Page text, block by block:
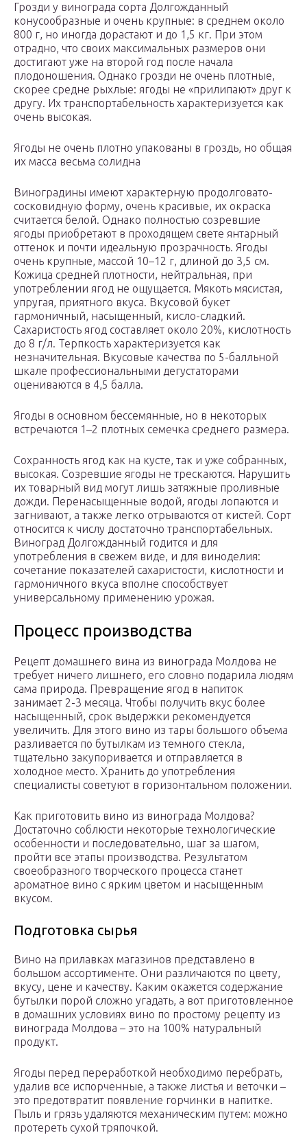
Грозди у винограда сорта Долгожданный
конусообразные и очень крупные: в среднем около
800 г, но иногда дорастают и до 1,5 кг. При этом
отрадно, что своих максимальных размеров они
достигают уже на второй год после начала
плодоношения. Однако грозди не очень плотные,
скорее средне рыхлые: ягоды не «прилипают» друг к
другу. Их транспортабельность характеризуется как
очень высокая.
Ягоды не очень плотно упакованы в гроздь, но общая
их масса весьма солидна
Виноградины имеют характерную продолговато-
сосковидную форму, очень красивые, их окраска
считается белой. Однако полностью созревшие
ягоды приобретают в проходящем свете янтарный
оттенок и почти идеальную прозрачность. Ягоды
очень крупные, массой 10–12 г, длиной до 3,5 см.
Кожица средней плотности, нейтральная, при
употреблении ягод не ощущается. Мякоть мясистая,
упругая, приятного вкуса. Вкусовой букет
гармоничный, насыщенный, кисло-сладкий.
Сахаристость ягод составляет около 20%, кислотность
до 8 г/л. Терпкость характеризуется как
незначительная. Вкусовые качества по 5-балльной
шкале профессиональными дегустаторами
оцениваются в 4,5 балла.
Ягоды в основном бессемянные, но в некоторых
встречаются 1–2 плотных семечка среднего размера.
Сохранность ягод как на кусте, так и уже собранных,
высокая. Созревшие ягоды не трескаются. Нарушить
их товарный вид могут лишь затяжные проливные
дожди. Перенасыщенные водой, ягоды лопаются и
загнивают, а также легко отрываются от кистей. Сорт
относится к числу достаточно транспортабельных.
Виноград Долгожданный годится и для
употребления в свежем виде, и для виноделия:
сочетание показателей сахаристости, кислотности и
гармоничного вкуса вполне способствует
универсальному применению урожая.
Процесс производства
Рецепт домашнего вина из винограда Молдова не
требует ничего лишнего, его словно подарила людям
сама природа. Превращение ягод в напиток
занимает 2-3 месяца. Чтобы получить вкус более
насыщенный, срок выдержки рекомендуется
увеличить. Для этого вино из тары большого объема
разливается по бутылкам из темного стекла,
тщательно закупоривается и отправляется в
холодное место. Хранить до употребления
специалисты советуют в горизонтальном положении.
Как приготовить вино из винограда Молдова?
Достаточно соблюсти некоторые технологические
особенности и последовательно, шаг за шагом,
пройти все этапы производства. Результатом
своеобразного творческого процесса станет
ароматное вино с ярким цветом и насыщенным
вкусом.
Подготовка сырья
Вино на прилавках магазинов представлено в
большом ассортименте. Они различаются по цвету,
вкусу, цене и качеству. Каким окажется содержание
бутылки порой сложно угадать, а вот приготовленное
в домашних условиях вино по простому рецепту из
винограда Молдова – это на 100% натуральный
продукт.
Ягоды перед переработкой необходимо перебрать,
удалив все испорченные, а также листья и веточки –
это предотвратит появление горчинки в напитке.
Пыль и грязь удаляются механическим путем: можно
протереть сухой тряпочкой.